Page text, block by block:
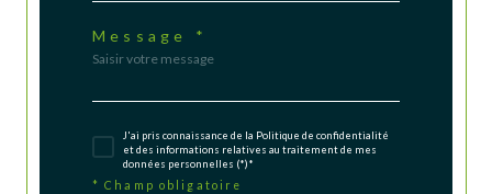
Message *
J'ai pris connaissance de la Politique de confidentialité
et des informations relatives au traitement de mes
données personnelles (*)*
* Champ obligatoire